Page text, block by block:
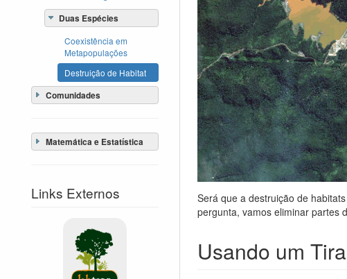
Duas Espécies
Coexistência em
Metapopulações
Destruição de Habitat
Comunidades
Matemática e Estatística
Links Externos
Será que a destruição de
pergunta, vamos eliminar partes
Usando um